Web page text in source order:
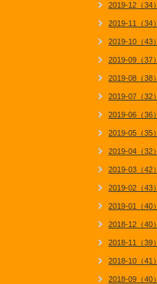
2019-12（34）
2019-11（34）
2019-10（43）
2019-09（37）
2019-08（38）
2019-07（32）
2019-06（36）
2019-05（35）
2019-04（32）
2019-03（42）
2019-02（43）
2019-01（40）
2018-12（40）
2018-11（39）
2018-10（41）
2018-09（40）